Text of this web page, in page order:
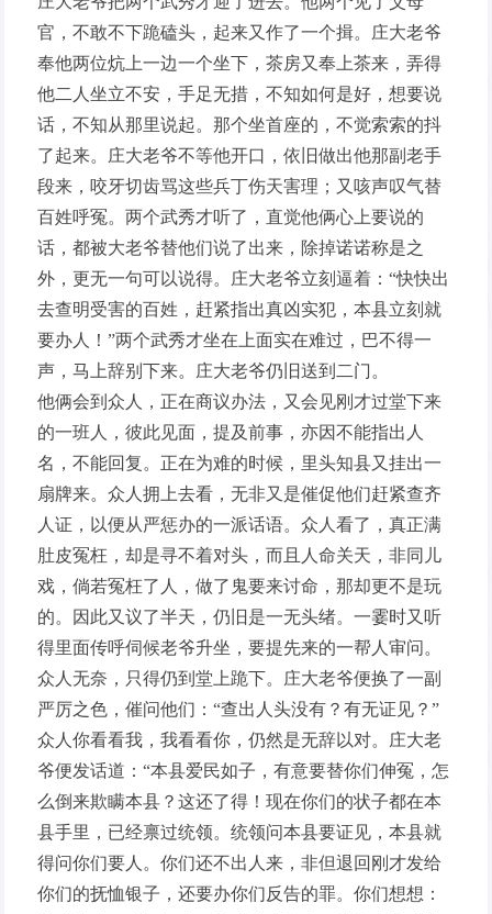
官，不敢不下跪磕头，起来又作了一个揖。庄大老爷
奉他两位炕上一边一个坐下，茶房又奉上茶来，弄得
他二人坐立不安，手足无措，不知如何是好，想要说
话，不知从那里说起。那个坐首座的，不觉索索的抖
了起来。庄大老爷不等他开口，依旧做出他那副老手
段来，咬牙切齿骂这些兵丁伤天害理；又咳声叹气替
百姓呼冤。两个武秀才听了，直觉他俩心上要说的
话，都被大老爷替他们说了出来，除掉诺诺称是之
外，更无一句可以说得。庄大老爷立刻逼着：“快快出
去查明受害的百姓，赶紧指出真凶实犯，本县立刻就
要办人！”两个武秀才坐在上面实在难过，巴不得一
声，马上辞别下来。庄大老爷仍旧送到二门。
他俩会到众人，正在商议办法，又会见刚才过堂下来
的一班人，彼此见面，提及前事，亦因不能指出人
名，不能回复。正在为难的时候，里头知县又挂出一
扇牌来。众人拥上去看，无非又是催促他们赶紧查齐
人证，以便从严惩办的一派话语。众人看了，真正满
肚皮冤枉，却是寻不着对头，而且人命关天，非同儿
戏，倘若冤枉了人，做了鬼要来讨命，那却更不是玩
的。因此又议了半天，仍旧是一无头绪。一霎时又听
得里面传呼伺候老爷升坐，要提先来的一帮人审问。
众人无奈，只得仍到堂上跪下。庄大老爷便换了一副
严厉之色，催问他们：“查出人头没有？有无证见？”
众人你看看我，我看看你，仍然是无辞以对。庄大老
爷便发话道：“本县爱民如子，有意要替你们伸冤，怎
么倒来欺瞒本县？这还了得！现在你们的状子都在本
县手里，已经禀过统领。统领问本县要证见，本县就
得问你们要人。你们还不出人来，非但退回刚才发给
你们的抚恤银子，还要办你们反告的罪。你们想想：